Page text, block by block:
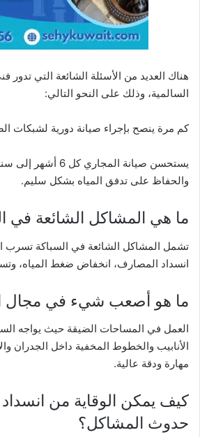
هناك العديد من الأسئلة الشائعة التي تدور
السالمية، وذلك على النحو التالي:
كم مرة ينصح بإجراء صيانة دورية لشبكات
يستحسن صيانة المجاري
والحفاظ على تدفق المياه بشكل سليم.
ما هي المشاكل الشائعة في
تشمل المشاكل الشائعة في السباكة تسرب
انسداد المصارف، انخفاض ضغط المياه،
ما هو أصعب شيء في مجال
العمل في المساحات الضيقة حيث يواجه
الأنابيب والخطوط المخفية داخل الجدران
مهارة ودقة عالية.
كيف يمكن الوقاية من
حدوث المشاكل؟